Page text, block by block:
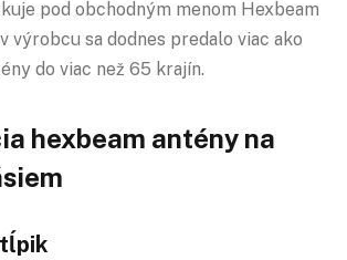
pod obchodným menom Hexbeam
výrobcu sa dodnes predalo viac ako
do viac než 65 krajín.
hexbeam antény na